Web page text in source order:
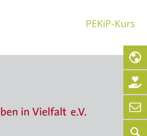
PEKiP-Kurs